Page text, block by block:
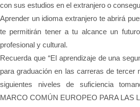
con sus estudios en el extranjero o
Aprender un idioma extranjero te abrirá
te permitirán tener a tu alcance un
profesional y cultural.
Recuerda que “El aprendizaje de una
para graduación en las carreras de tercer
siguientes niveles de suficiencia
MARCO COMÚN EUROPEO PARA LAS